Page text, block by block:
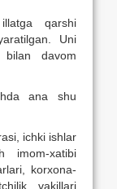
qarshi
Uni
davom
ana shu
ichki ishlar
imom-xatibi
korxona-
vakillari